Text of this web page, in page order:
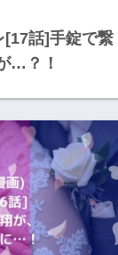
[17話]手錠で繋
…？！